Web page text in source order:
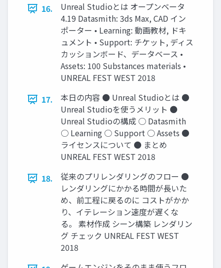
16.
Unreal Studioとは オープンベータ
4.19 Datasmith: 3ds Max, CAD イン
ポーター • Learning: 動画教材, ドキ
ュメント • Support: チケット, ディス
カッションボード、データベース •
Assets: 100 Substances materials •
UNREAL FEST WEST 2018
17.
本日の内容 ● Unreal Studioとは ●
Unreal Studioを使うメリット ●
Unreal Studioの構成 ○ Datasmith
○ Learning ○ Support ○ Assets ●
ライセンスについて ● まとめ
UNREAL FEST WEST 2018
18.
従来のプリレンダリングのフロー ●
レンダリングにかかる時間が長いた
め、前工程に戻るのに コストがかか
り、イテレーション速度が遅くな
る。 素材作成 シーン構築 レンダリン
グ チェック UNREAL FEST WEST
2018